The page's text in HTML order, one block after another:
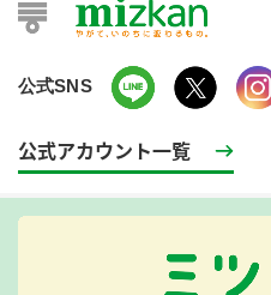
公式SNS
公式アカウント一覧